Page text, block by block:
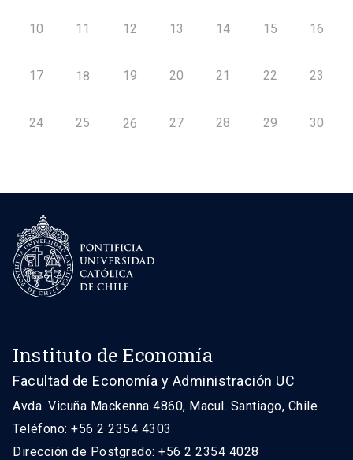
10 11 12 13 14 15 16
17 18 19 20 21 22 23
24 25 26 27 28 29 30
Instituto de Economía
Facultad de Economía y Administración UC
Avda. Vicuña Mackenna 4860, Macul. Santiago, Chile
Teléfono: +56 2 2354 4303
Dirección de Postgrado: +56 2 2354 4028